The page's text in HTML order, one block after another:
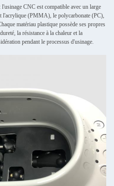
CNC est compatible avec un large
l'acrylique (PMMA), le polycarbonate (PC),
matériau plastique possède ses propres
la résistance à la chaleur et la
pendant le processus d'usinage.